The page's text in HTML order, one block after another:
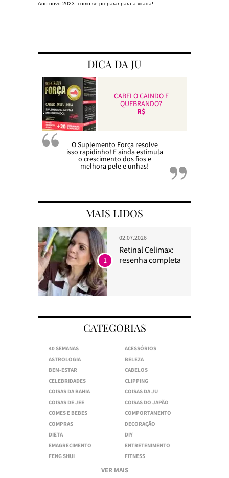
Ano novo 2023: como se preparar para a virada!
DICA DA JU
CABELO CAINDO E
QUEBRANDO?
R$
O Suplemento Força resolve
isso rapidinho! E ainda estimula
o crescimento dos fios e
melhora pele e unhas!
MAIS LIDOS
02.07.2026
Retinal Celimax:
resenha completa
1
CATEGORIAS
40 SEMANAS
ACESSÓRIOS
ASTROLOGIA
BELEZA
BEM-ESTAR
CABELOS
CELEBRIDADES
CLIPPING
COISAS DA BAHIA
COISAS DA JU
COISAS DE JEE
COISAS DO JAPÃO
COMES E BEBES
COMPORTAMENTO
COMPRAS
DECORAÇÃO
DIETA
DIY
EMAGRECIMENTO
ENTRETENIMENTO
FENG SHUI
FITNESS
VER MAIS